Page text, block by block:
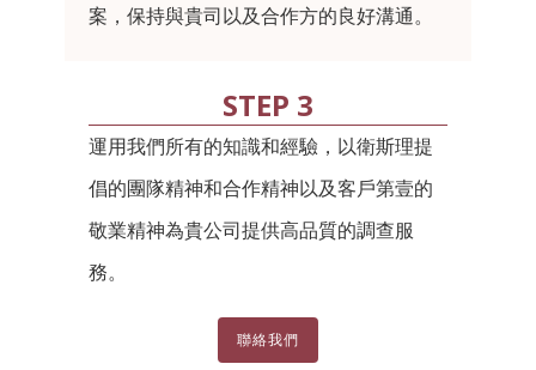
案，保持與貴司以及合作方的良好溝通。
STEP 3
運用我們所有的知識和經驗，以衛斯理提
倡的團隊精神和合作精神以及客戶第壹的
敬業精神為貴公司提供高品質的調查服
務。
聯絡我們